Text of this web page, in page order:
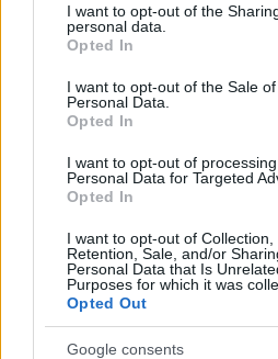
not limited to your visit or usage
grant or deny consent to Google
use your data for below specified
consent section.
I want to opt-out of the
personal data.
Opted In
I want to opt-out of the Sale
Personal Data.
Opted In
I want to opt-out of
Personal Data for Targeted
Opted In
I want to opt-out of Collection,
Retention, Sale, and/or
Personal Data that Is
Purposes for which it was
Opted Out
Google consents
Mit tehetünk szülőként, ha a
dicsérettől kezdve, amotiváció
egészen akudarcélmények
sok múlik azon, hogyan
készségek és tanulható
amelyekben a szülői
játszik.
Már óvodás korban
lennének a harapási